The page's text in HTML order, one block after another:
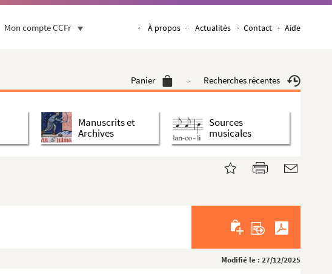
Mon compte CCFr À propos Actualités Contact Aide
Panier Recherches récentes
Manuscrits et
Archives
Sources
musicales
Modifié le : 27/12/2025